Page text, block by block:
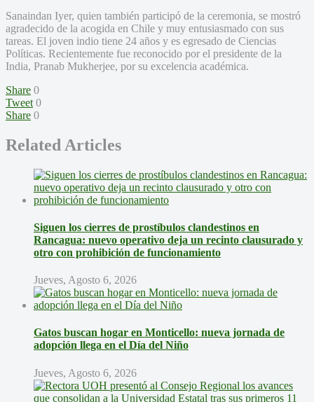
Sanaindan Iyer, quien también participó de la ceremonia, se mostró
agradecido de la acogida en Chile y muy entusiasmado con sus
tareas. El joven indio tiene 24 años y es egresado de Ciencias
Políticas. Recientemente fue reconocido por el presidente de la
India, Pranab Mukherjee, por su excelencia académica.
Share 0
Tweet 0
Share 0
Related Articles
Siguen los cierres de prostíbulos clandestinos en
Rancagua: nuevo operativo deja un recinto clausurado y
otro con prohibición de funcionamiento
Jueves, Agosto 6, 2026
Gatos buscan hogar en Monticello: nueva jornada de
adopción llega en el Día del Niño
Jueves, Agosto 6, 2026